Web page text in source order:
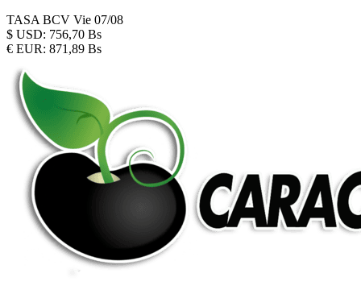
TASA BCV Vie 07/08
$ USD: 756,70 Bs
€ EUR: 871,89 Bs